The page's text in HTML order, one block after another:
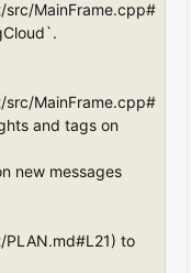
MainFrame.cpp#
MainFrame.cpp#
and tags on
new messages
to